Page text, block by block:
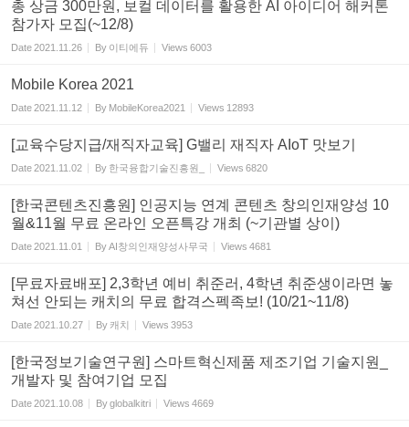
총 상금 300만원, 보컬 데이터를 활용한 AI 아이디어 해커톤
참가자 모집(~12/8)
Date2021.11.26 By 이티에듀 Views 6003
Mobile Korea 2021
Date2021.11.12 By MobileKorea2021 Views 12893
[교육수당지급/재직자교육] G밸리 재직자 AIoT 맛보기
Date2021.11.02 By 한국융합기술진흥원_ Views 6820
[한국콘텐츠진흥원] 인공지능 연계 콘텐츠 창의인재양성 10
월&11월 무료 온라인 오픈특강 개최 (~기관별 상이)
Date2021.11.01 ByAI창의인재양성사무국 Views 4681
[무료자료배포] 2,3학년 예비 취준러, 4학년 취준생이라면 놓
쳐선 안되는 캐치의 무료 합격스펙족보! ( 10/21~11/8)
Date2021.10.27 By 캐치 Views 3953
[한국정보기술연구원] 스마트혁신제품 제조기업 기술지원_
개발자 및 참여기업 모집
Date2021.10.08 Byglobalkitri Views 4669